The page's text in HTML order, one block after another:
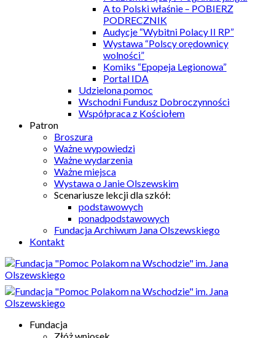
A to Polski właśnie – POBIERZ
PODRECZNIK
Audycje “Wybitni Polacy II RP”
Wystawa “Polscy orędownicy
wolności”
Komiks “Epopeja Legionowa”
Portal IDA
Udzielona pomoc
Wschodni Fundusz Dobroczynności
Współpraca z Kościołem
Patron
Broszura
Ważne wypowiedzi
Ważne wydarzenia
Ważne miejsca
Wystawa o Janie Olszewskim
Scenariusze lekcji dla szkół:
podstawowych
ponadpodstawowych
Fundacja Archiwum Jana Olszewskiego
Kontakt
Fundacja